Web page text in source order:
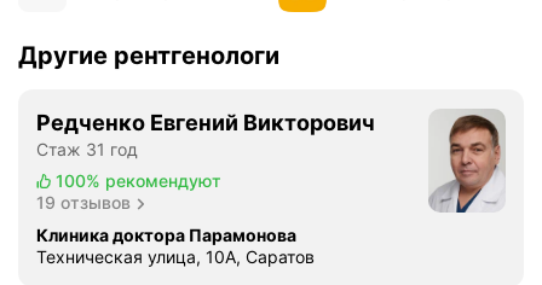
Другие рентгенологи
Редченко Евгений Викторович
Стаж 31 год
100% рекомендуют
19 отзывов
Клиника доктора Парамонова
Техническая улица, 10А, Саратов